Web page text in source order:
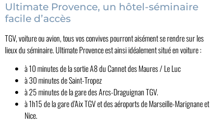
Ultimate Provence, un hôtel-séminaire
facile d’accès
TGV, voiture ou avion, tous vos convives pourront aisément se rendre sur les
lieux du séminaire. Ultimate Provence est ainsi idéalement situé en voiture :
à 10 minutes de la sortie A8 du Cannet des Maures / Le Luc
à 30 minutes de Saint-Tropez
à 25 minutes de la gare des Arcs-Draguignan TGV.
à 1h15 de la gare d’Aix TGV et des aéroports de Marseille-Marignane et
Nice.